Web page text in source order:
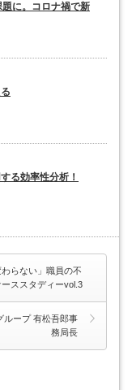
に。コロナ禍で新
る効率性分析！
らない」職員の不
ススタディーvol.3
ループ 有松吾郎事
務局長